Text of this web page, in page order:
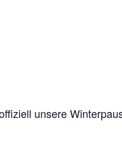
unsere